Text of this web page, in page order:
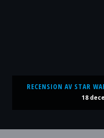
RECENSION AV STAR
18